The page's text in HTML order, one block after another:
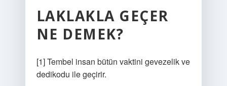
LAKLAKLA GEÇER
NE DEMEK?
[1] Tembel insan bütün vaktini gevezelik ve
dedikodu ile geçirir.